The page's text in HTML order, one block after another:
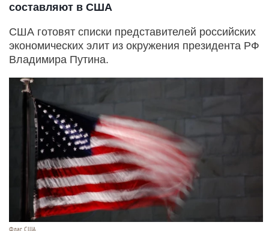
составляют в США
США готовят списки представителей российских
экономических элит из окружения президента РФ
Владимира Путина.
Флаг США.